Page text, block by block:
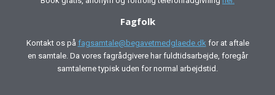
Fagfolk
Kontakt os på fagsamtale@begavetmedglaede.dk for at aftale
en samtale. Da vores fagrådgivere har fuldtidsarbejde, foregår
samtalerne typisk uden for normal arbejdstid.